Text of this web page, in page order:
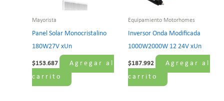
Mayorista
Panel Solar Monocristalino
180W27V xUn
$153.687
Agregar al
carrito
Equipamiento Motorhomes
Inversor Onda Modificada
1000W2000W 12 24V xUn
$187.992
Agregar al
carrito